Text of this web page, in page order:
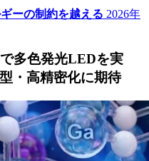
ーの制約を越える 2026年
多色発光LEDを実
・高精密化に期待